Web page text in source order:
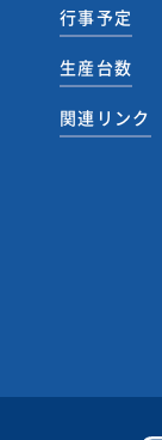
行事予定
生産台数
関連リンク